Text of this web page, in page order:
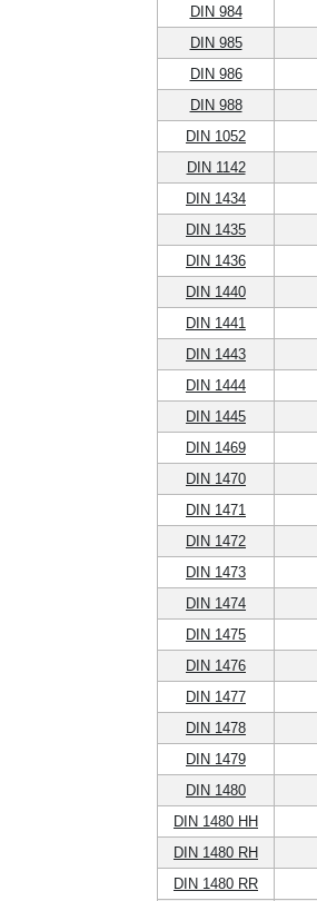
DIN 984
DIN 985
DIN 986
DIN 988
DIN 1052
DIN 1142
DIN 1434
DIN 1435
DIN 1436
DIN 1440
DIN 1441
DIN 1443
DIN 1444
DIN 1445
DIN 1469
DIN 1470
DIN 1471
DIN 1472
DIN 1473
DIN 1474
DIN 1475
DIN 1476
DIN 1477
DIN 1478
DIN 1479
DIN 1480
DIN 1480 HH
DIN 1480 RH
DIN 1480 RR